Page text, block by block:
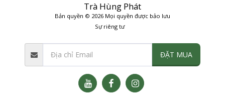
Trà Hùng Phát
Bản quyền © 2026 Mọi quyền được bảo lưu
Sự riêng tư
ĐẶT MUA